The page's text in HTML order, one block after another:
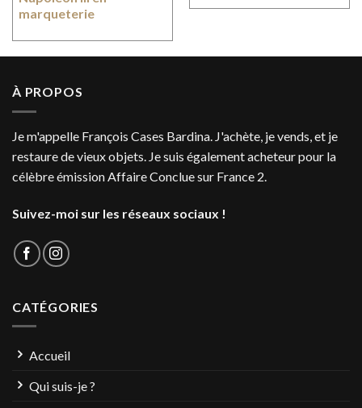
marqueterie
À PROPOS
Je m'appelle François Cases Bardina. J'achète, je vends, et je
restaure de vieux objets. Je suis également acheteur pour la
célèbre émission Affaire Conclue sur France 2.
Suivez-moi sur les réseaux sociaux !
CATÉGORIES
Accueil
Qui suis-je ?